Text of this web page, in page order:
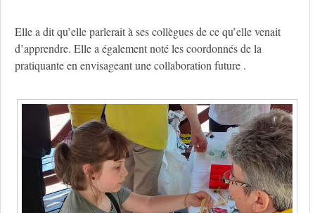
Elle a dit qu’elle parlerait à ses collègues de ce qu’elle venait
d’apprendre. Elle a également noté les coordonnés de la
pratiquante en envisageant une collaboration future .